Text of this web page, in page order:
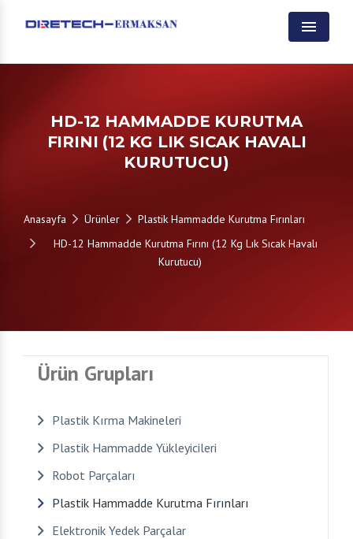
Menu
HD-12 HAMMADDE KURUTMA
FIRINI (12 KG LIK SICAK HAVALI
KURUTUCU)
Anasayfa Ürünler
Plastik Hammadde Kurutma Fırınları
HD-12 Hammadde Kurutma Fırını (12 Kg Lık Sıcak Havalı
Kurutucu)
Ürün Grupları
Plastik Kırma Makineleri
Plastik Hammadde Yükleyicileri
Robot Parçaları
Plastik Hammadde Kurutma Fırınları
Elektronik Yedek Parçalar